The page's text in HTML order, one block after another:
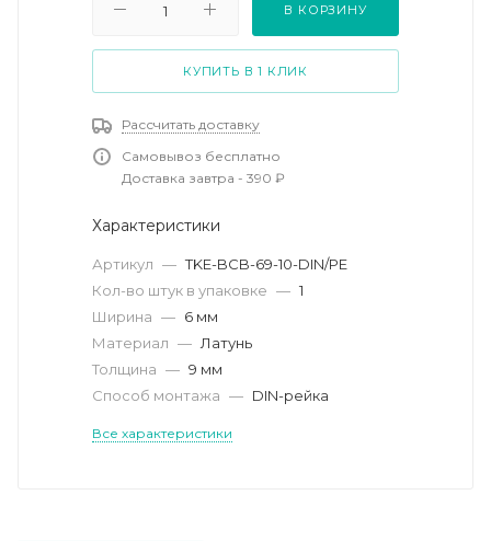
В КОРЗИНУ
КУПИТЬ В 1 КЛИК
Рассчитать доставку
Самовывоз бесплатно
Доставка завтра - 390 ₽
Характеристики
Артикул — TKE-BCB-69-10-DIN/PE
Кол-во штук в упаковке — 1
Ширина — 6 мм
Материал — Латунь
Толщина — 9 мм
Способ монтажа — DIN-рейка
Все характеристики